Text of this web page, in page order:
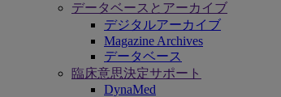
データベースとアーカイブ
デジタルアーカイブ
Magazine Archives
データベース
臨床意思決定サポート
DynaMed